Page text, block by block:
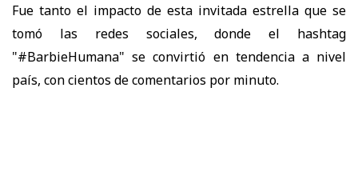
Fue tanto el impacto de esta invitada estrella que se
tomó las redes sociales, donde el hashtag
"#BarbieHumana" se convirtió en tendencia a nivel
país, con cientos de comentarios por minuto.